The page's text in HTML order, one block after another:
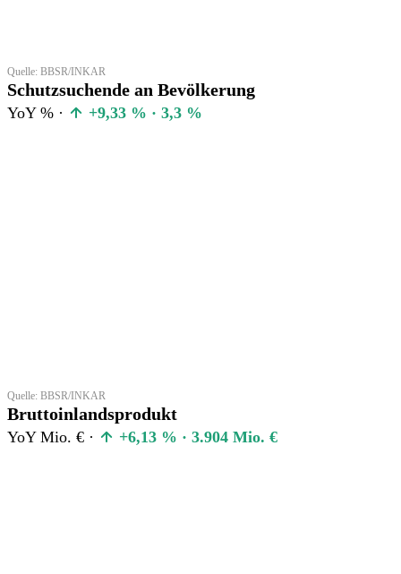
Quelle: BBSR/INKAR
Schutzsuchende an Bevölkerung
YoY % · +9,33 % · 3,3 %
Quelle: BBSR/INKAR
Bruttoinlandsprodukt
YoY Mio. € · +6,13 % · 3.904 Mio. €